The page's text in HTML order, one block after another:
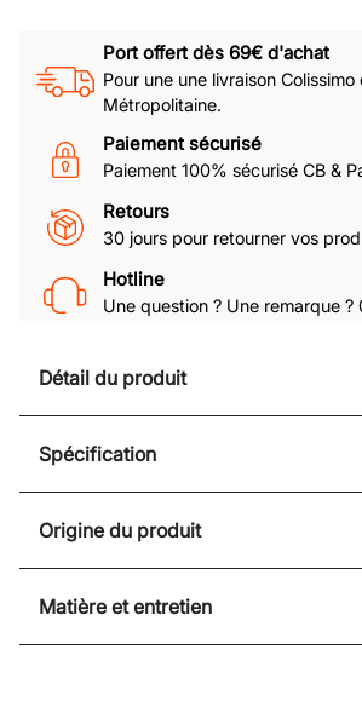
Port offert dès 69€ d'achat
Pour une une livraison Colissimo
Métropolitaine.
Paiement sécurisé
Paiement 100% sécurisé CB &
Retours
30 jours pour retourner vos
Hotline
Une question ? Une remarque
Détail du produit
Spécification
Origine du produit
Matière et entretien